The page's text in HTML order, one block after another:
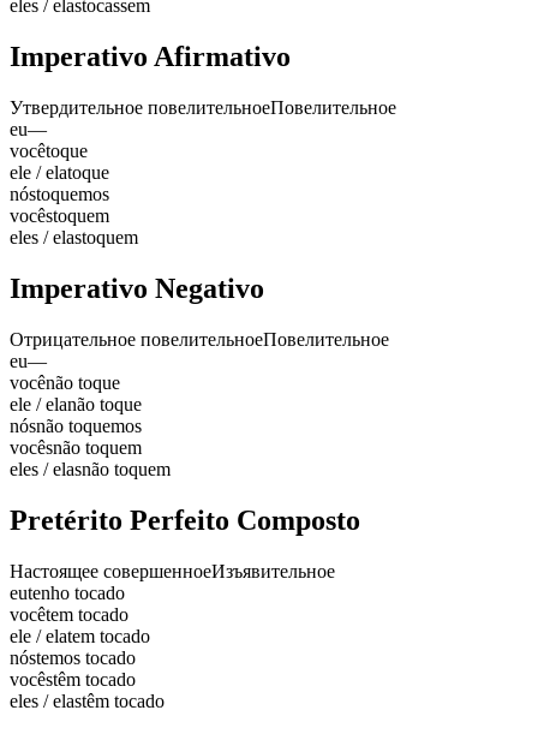
eles / elastocassem
Imperativo Afirmativo
Утвердительное повелительноеПовелительное
eu—
vocêtoque
ele / elatoque
nóstoquemos
vocêstoquem
eles / elastoquem
Imperativo Negativo
Отрицательное повелительноеПовелительное
eu—
vocênão toque
ele / elanão toque
nósnão toquemos
vocêsnão toquem
eles / elasnão toquem
Pretérito Perfeito Composto
Настоящее совершенноеИзъявительное
eutenho tocado
vocêtem tocado
ele / elatem tocado
nóstemos tocado
vocêstêm tocado
eles / elastêm tocado